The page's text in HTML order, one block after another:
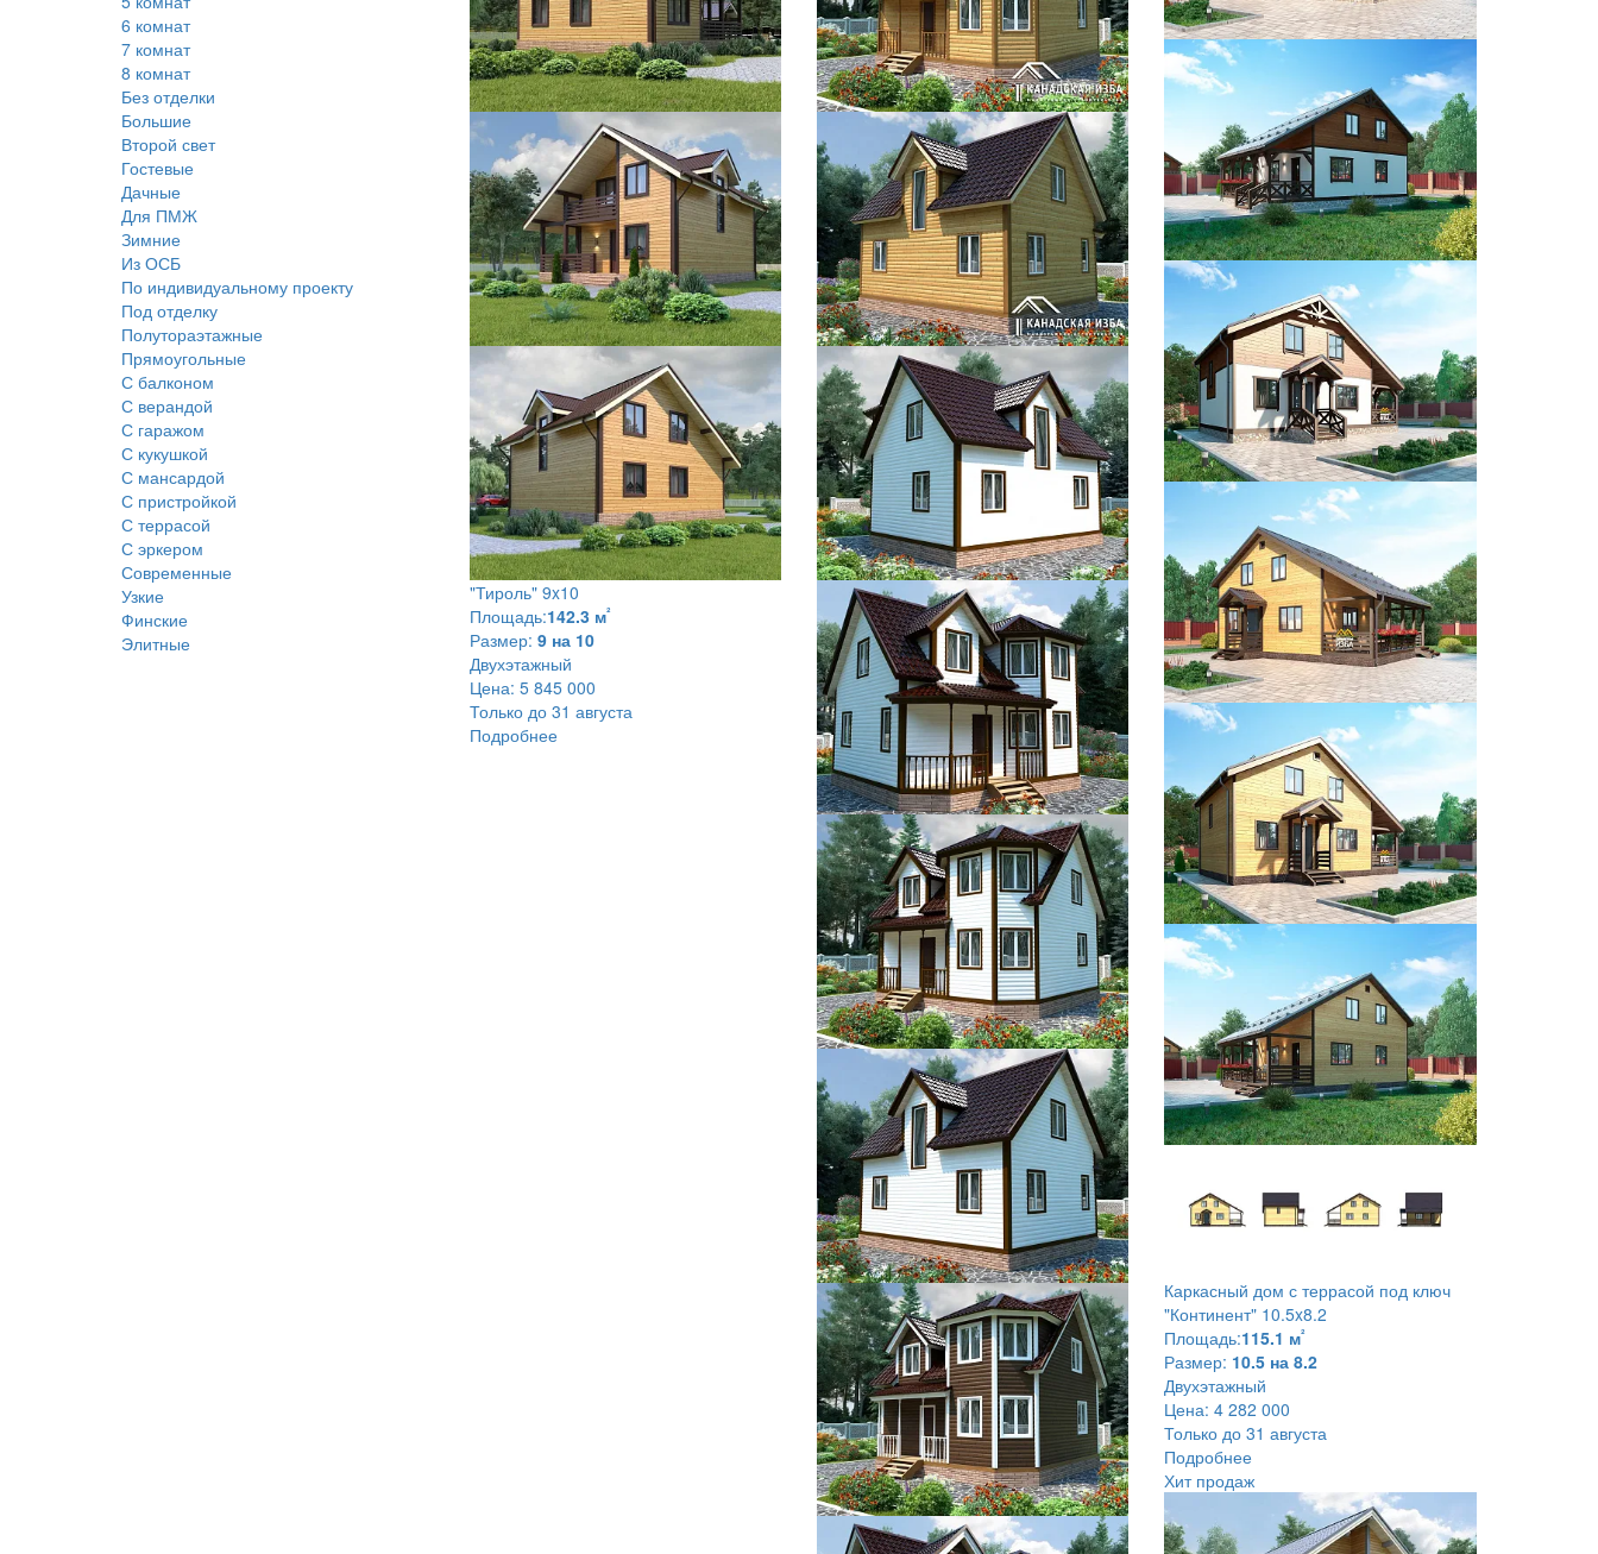
6 комнат
7 комнат
8 комнат
Без отделки
Большие
Второй свет
Гостевые
Дачные
Для ПМЖ
Зимние
Из ОСБ
По индивидуальному проекту
Под отделку
Полутораэтажные
Прямоугольные
С балконом
С верандой
С гаражом
С кукушкой
С мансардой
С пристройкой
С террасой
С эркером
Современные
Узкие
Финские
Элитные
"Тироль" 9x10
Площадь:142.3 м²
Размер: 9 на 10
Двухэтажный
Цена: 5 845 000
Только до 31 августа
Подробнее
Каркасный дом с террасой под ключ
"Континент" 10.5x8.2
Площадь:115.1 м²
Размер: 10.5 на 8.2
Двухэтажный
Цена:4 282 000
Только до 31 августа
Подробнее
Хит продаж